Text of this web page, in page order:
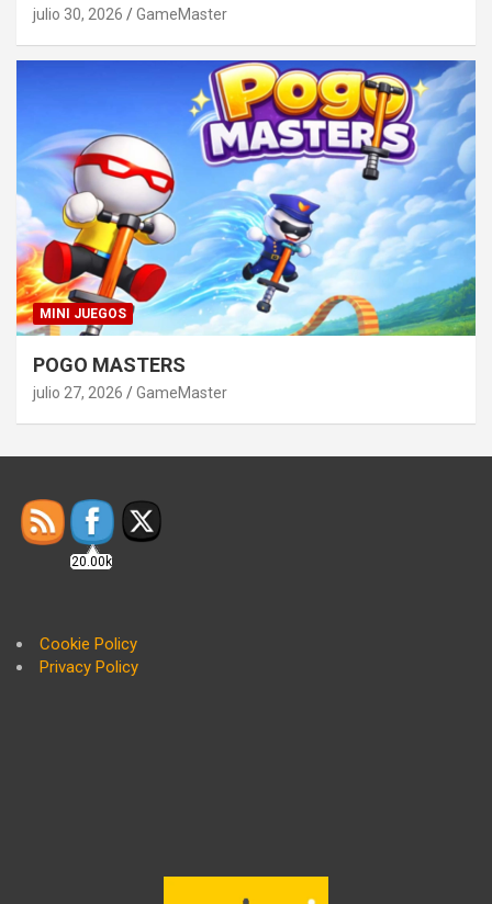
julio 30, 2026 GameMaster
MINI JUEGOS
POGO MASTERS
julio 27, 2026 GameMaster
20.00k
Cookie Policy
Privacy Policy